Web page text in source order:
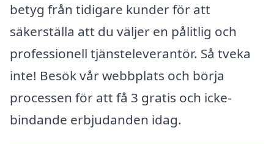
betyg från tidigare kunder för att
säkerställa att du väljer en pålitlig och
professionell tjänsteleverantör. Så tveka
inte! Besök vår webbplats och börja
processen för att få 3 gratis och icke-
bindande erbjudanden idag.